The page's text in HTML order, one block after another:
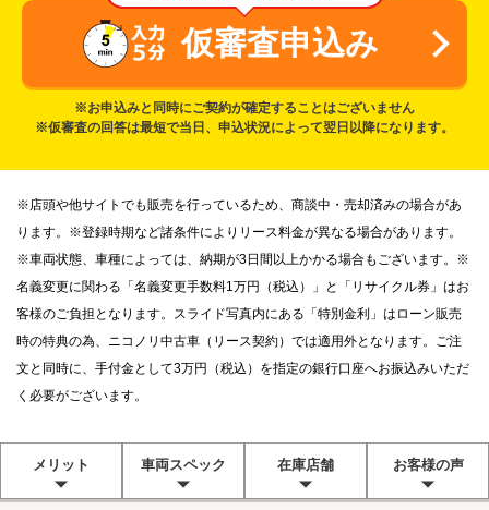
仮審査申込み
※お申込みと同時にご契約が確定することはございません
※仮審査の回答は最短で当日、申込状況によって翌日以降になります。
※店頭や他サイトでも販売を行っているため、商談中・売却済みの場合があ
ります。※登録時期など諸条件によりリース料金が異なる場合があります。
※車両状態、車種によっては、納期が3日間以上かかる場合もございます。※
名義変更に関わる「名義変更手数料1万円（税込）」と「リサイクル券」はお
客様のご負担となります。スライド写真内にある「特別金利」はローン販売
時の特典の為、ニコノリ中古車（リース契約）では適用外となります。ご注
文と同時に、手付金として3万円（税込）を指定の銀行口座へお振込みいただ
く必要がございます。
メリット 車両スペック 在庫店舗 お客様の声